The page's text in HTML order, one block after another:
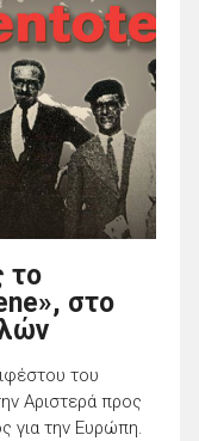
το
στο
του
Αριστερά προς
για την Ευρώπη.